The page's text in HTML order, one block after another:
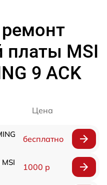
платы MSI
9 ACK
Цена
бесплатно
1000 р